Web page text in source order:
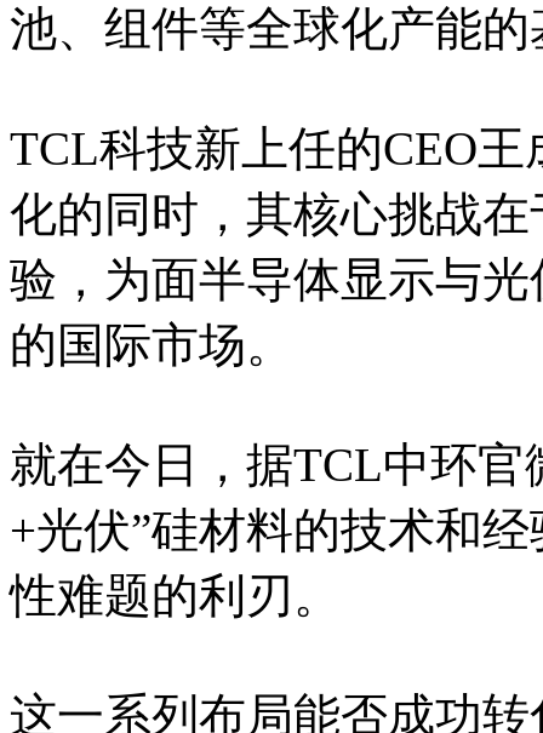
池、组件等全球化产能的
TCL科技新上任的CEO
化的同时，其核心挑战
验，为面半导体显示与
的国际市场。
就在今日，据TCL中环
+光伏”硅材料的技术和
性难题的利刃。
这一系列布局能否成功